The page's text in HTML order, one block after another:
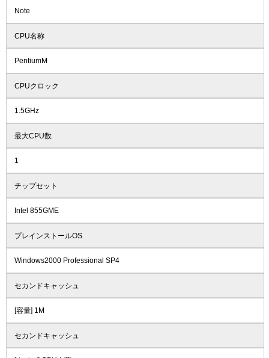
Note
CPU名称
PentiumM
CPUクロック
1.5GHz
最大CPU数
1
チップセット
Intel 855GME
プレインストールOS
Windows2000 Professional SP4
セカンドキャッシュ
[容量] 1M
セカンドキャッシュ